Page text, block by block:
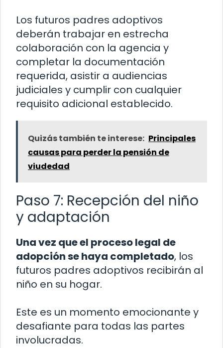
Los futuros padres adoptivos
deberán trabajar en estrecha
colaboración con la agencia y
completar la documentación
requerida, asistir a audiencias
judiciales y cumplir con cualquier
requisito adicional establecido.
Quizás también te interese: Principales
causas para perder la pensión de
viudedad
Paso 7: Recepción del niño
y adaptación
Una vez que el proceso legal de
adopción se haya completado, los
futuros padres adoptivos recibirán al
niño en su hogar.
Este es un momento emocionante y
desafiante para todas las partes
involucradas.